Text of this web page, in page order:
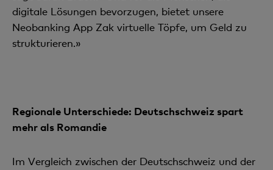
digitale Lösungen bevorzugen, bietet unsere
Neobanking App Zak virtuelle Töpfe, um Geld zu
strukturieren.»
Regionale Unterschiede: Deutschschweiz spart
mehr als Romandie
Im Vergleich zwischen der Deutschschweiz und der